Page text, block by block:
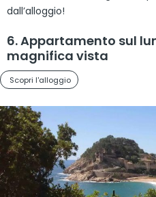
dall’alloggio!
6. Appartamento sul
magnifica vista
Scopri l'alloggio